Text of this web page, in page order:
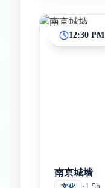
12:30 PM
南京城墙